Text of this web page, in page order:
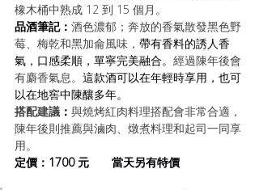
橡木桶中熟成 12 到 15 個月。
品酒筆記： 酒色濃郁；奔放的香氣散發黑色野
莓、梅乾和黑加侖風味， 帶有香料的誘人香
氣，口感柔順，單寧完美融合。 經過陳年後會
有麝香氣息。 這款酒可以在年輕時享用，也可
以在地窖中陳釀多年。
搭配建議 ： 與燒烤紅肉料理搭配會非常合適，
陳年後則推薦與滷肉、燉煮料理和起司一同享
用。
定價：1700 元       當天另有特價